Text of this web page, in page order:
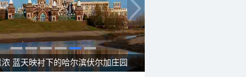
浓 蓝天映衬下的哈尔滨伏尔加庄园